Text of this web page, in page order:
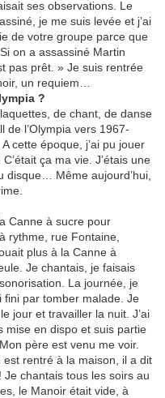
ses observations. Le
je me suis levée et j’ai
de votre groupe parce que
on a assassiné Martin
pas prêt. » Je suis rentrée
un requiem…
?
de chant, de danse
de l’Olympia vers 1967-
cette époque, j’ai pu jouer
ça ma vie. J’étais une
disque… Même aujourd’hui,
Canne à sucre pour
rythme, rue Fontaine,
plus à la Canne à
Je chantais, je faisais
La journée, je
fini par tomber malade. Je
jour et travailler la nuit. J’ai
mise en dispo et suis partie
père est venu me voir.
rentré à la maison, il a dit
chantais tous les soirs au
le Manoir était vide, à